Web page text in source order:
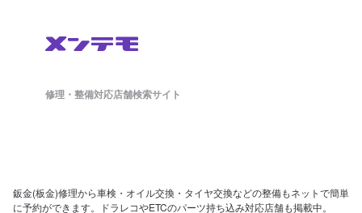
修理・整備対応店舗検索サイト
鈑金(板金)修理から車検・オイル交換・タイヤ交換などの整備もネットで簡単
に予約ができます。ドラレコやETCのパーツ持ち込み対応店舗も掲載中。